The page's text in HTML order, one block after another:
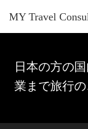
MY Travel
日本の方の
業まで旅行